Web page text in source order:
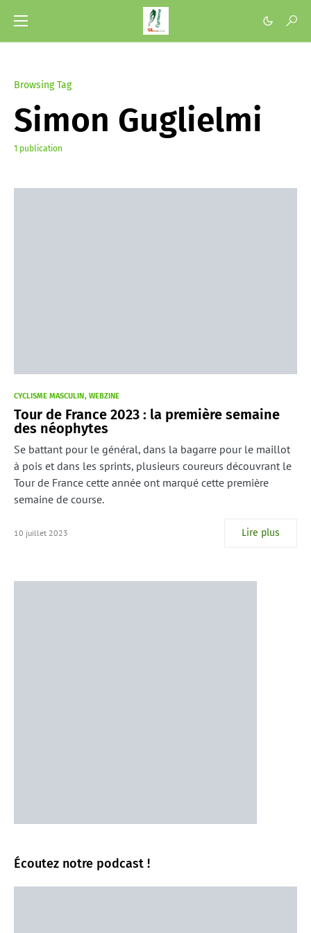
Browsing Tag
Simon Guglielmi
1 publication
CYCLISME MASCULIN WEBZINE
Tour de France 2023 : la première semaine
des néophytes
Se battant pour le général, dans la bagarre pour le maillot
à pois et dans les sprints, plusieurs coureurs découvrant le
Tour de France cette année ont marqué cette première
semaine de course.
10 juillet 2023 Lire plus
Écoutez notre podcast !